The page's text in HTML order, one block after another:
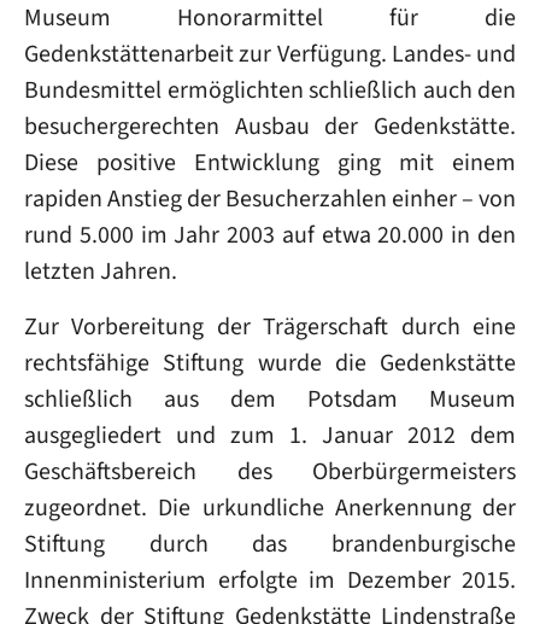
Museum Honorarmittel für die
Gedenkstättenarbeit zur Verfügung. Landes- und
Bundesmittel ermöglichten schließlich auch den
besuchergerechten Ausbau der Gedenkstätte.
Diese positive Entwicklung ging mit einem
rapiden Anstieg der Besucherzahlen einher – von
rund 5.000 im Jahr 2003 auf etwa 20.000 in den
letzten Jahren.
Zur Vorbereitung der Trägerschaft durch eine
rechtsfähige Stiftung wurde die Gedenkstätte
schließlich aus dem Potsdam Museum
ausgegliedert und zum 1. Januar 2012 dem
Geschäftsbereich des Oberbürgermeisters
zugeordnet. Die urkundliche Anerkennung der
Stiftung durch das brandenburgische
Innenministerium erfolgte im Dezember 2015.
Zweck der Stiftung Gedenkstätte Lindenstraße